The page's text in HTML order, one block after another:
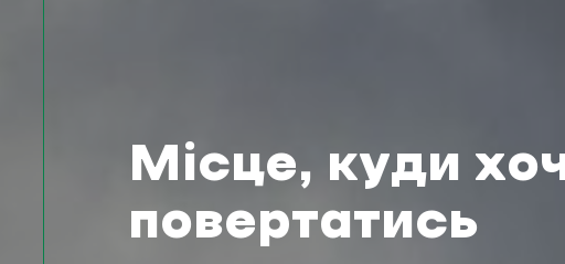
Місце, куди
повертатись